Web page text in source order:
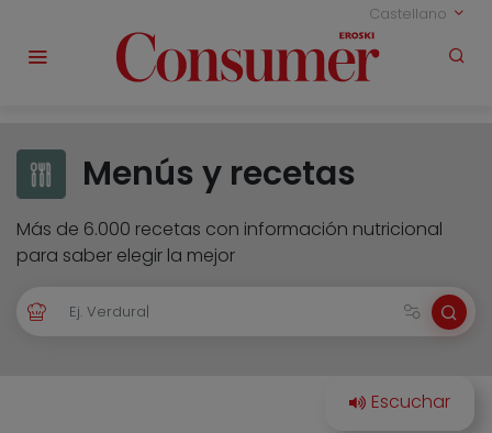
Castellano
Menús y recetas
Más de 6.000 recetas con información nutricional
para saber elegir la mejor